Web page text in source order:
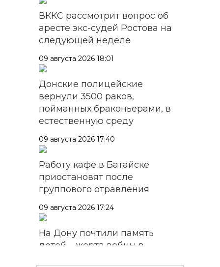
ВККС рассмотрит вопрос об
аресте экс-судей Ростова на
следующей неделе
09 августа 2026 18:01
Донские полицейские
вернули 3500 раков,
пойманных браконьерами, в
естественную среду
09 августа 2026 17:40
Работу кафе в Батайске
приостановят после
группового отравления
09 августа 2026 17:24
На Дону почтили память
детей – жертв войны в